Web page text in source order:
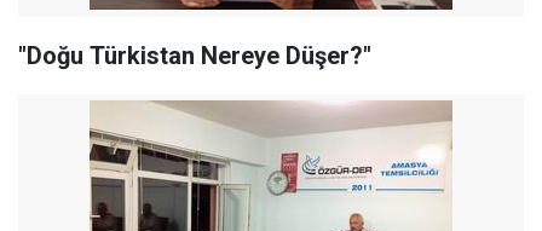
"Doğu Türkistan Nereye Düşer?"